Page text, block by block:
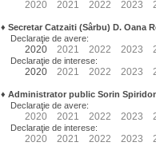
2020 2021 2022 2023
♦ Secretar Catzaiti (Sârbu) D. Oana
Declaraţie de avere:
2020 2021 2022 2023
Declaraţie de interese:
2020 2021 2022 2023
♦ Administrator public Sorin
Declaraţie de avere:
2020 2021 2022 2023
Declaraţie de interese:
2020 2021 2022 2023